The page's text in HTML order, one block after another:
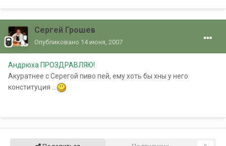
Сергей Грошев
Опубликовано 14 июня, 2007
Андрюха ПРОЗДРАВЛЯЮ!
Акуратнее с Серегой пиво пей, ему хоть бы хны у него
конституция ...